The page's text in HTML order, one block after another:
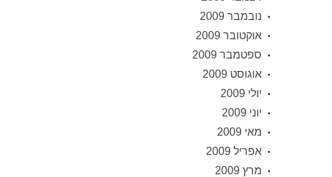
נובמבר 2009
אוקטובר 2009
ספטמבר 2009
אוגוסט 2009
יולי 2009
יוני 2009
מאי 2009
אפריל 2009
מרץ 2009